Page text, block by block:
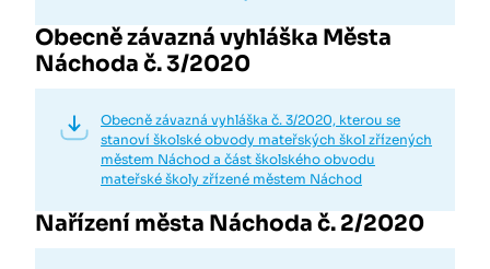
Obecně závazná vyhláška Města
Náchoda č. 3/2020
Obecně závazná vyhláška č. 3/2020, kterou se
stanoví školské obvody mateřských škol zřízených
městem Náchod a část školského obvodu
mateřské školy zřízené městem Náchod
Nařízení města Náchoda č. 2/2020